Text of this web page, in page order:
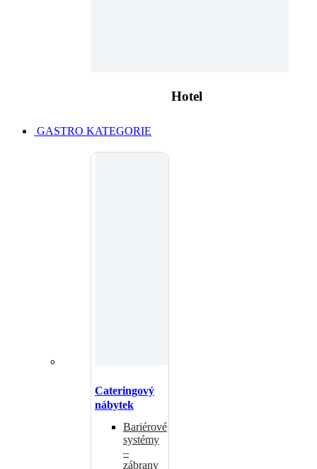
Hotel
GASTRO KATEGORIE
Cateringový
nábytek
Bariérové
systémy
–
zábrany